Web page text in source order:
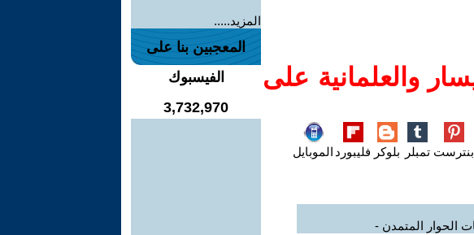
والعلمانية على
بنترست تمبلر بلوكر فليبورد الموبايل
الحوار المتمدن -
المزيد.....
المعجبين بنا على
الفيسبوك
3,732,970